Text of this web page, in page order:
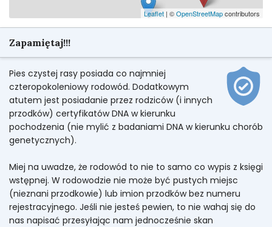
Leaflet | ©OpenStreetMapcontributors
Zapamiętaj!!!
Pies czystej rasy posiada co najmniej
czteropokoleniowy rodowód. Dodatkowym
atutem jest posiadanie przez rodziców (i innych
przodków) certyfikatów DNA w kierunku
pochodzenia (nie mylić z badaniami DNA w kierunku chorób
genetycznych).
Miej na uwadze, że rodowód to nie to samo co wypis z księgi
wstępnej. W rodowodzie nie może być pustych miejsc
(nieznani przodkowie) lub imion przodków bez numeru
rejestracyjnego. Jeśli nie jesteś pewien, to nie wahaj się do
nas napisać przesyłając nam jednocześnie skan